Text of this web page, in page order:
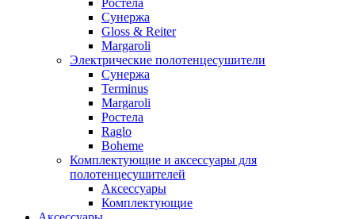
Ростела
Сунержа
Gloss & Reiter
Margaroli
Электрические полотенцесушители
Сунержа
Terminus
Margaroli
Ростела
Raglo
Boheme
Комплектующие и аксессуары для
полотенцесушителей
Аксессуары
Комплектующие